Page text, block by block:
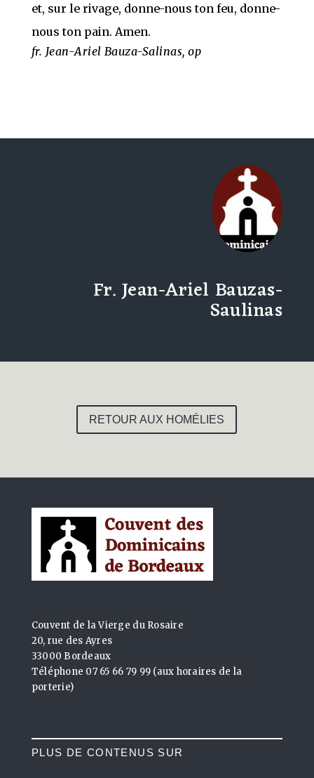
et, sur le rivage, donne-nous ton feu, donne-
nous ton pain. Amen.
fr. Jean-Ariel Bauza-Salinas, op
Fr. Jean-Ariel Bauzas-
Saulinas
RETOUR AUX HOMÉLIES
Couvent de la Vierge du Rosaire
20, rue des Ayres
33000 Bordeaux
Téléphone 07 65 66 79 99 (aux horaires de la
porterie)
PLUS DE CONTENUS SUR